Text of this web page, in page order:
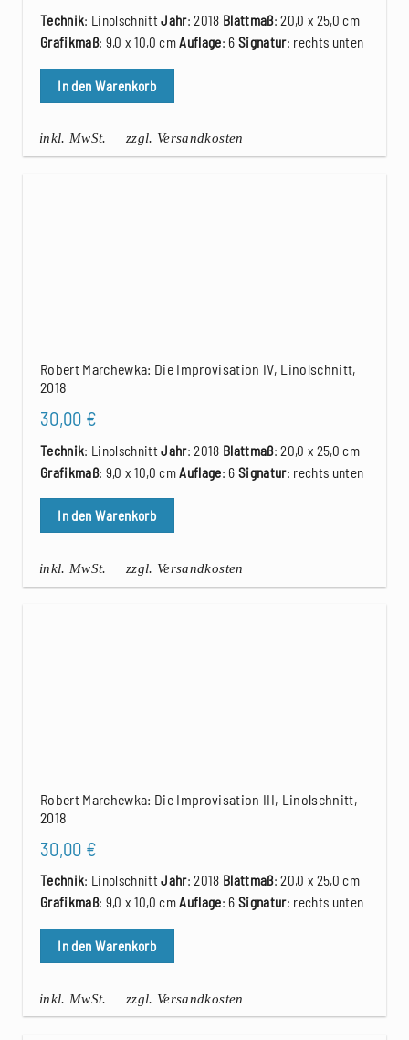
Technik: LinolschnittJahr: 2018 Blattmaß: 20,0 x 25,0 cm
Grafikmaß: 9,0 x 10,0 cmAuflage: 6Signatur: rechts unten
In den Warenkorb
inkl. MwSt. zzgl. Versandkosten
Robert Marchewka: Die Improvisation IV, Linolschnitt,
2018
30,00 €
Technik: LinolschnittJahr: 2018 Blattmaß: 20,0 x 25,0 cm
Grafikmaß: 9,0 x 10,0 cmAuflage: 6Signatur: rechts unten
In den Warenkorb
inkl. MwSt. zzgl. Versandkosten
Robert Marchewka: Die Improvisation III, Linolschnitt,
2018
30,00 €
Technik: LinolschnittJahr: 2018 Blattmaß: 20,0 x 25,0 cm
Grafikmaß: 9,0 x 10,0 cmAuflage: 6Signatur: rechts unten
In den Warenkorb
inkl. MwSt. zzgl. Versandkosten